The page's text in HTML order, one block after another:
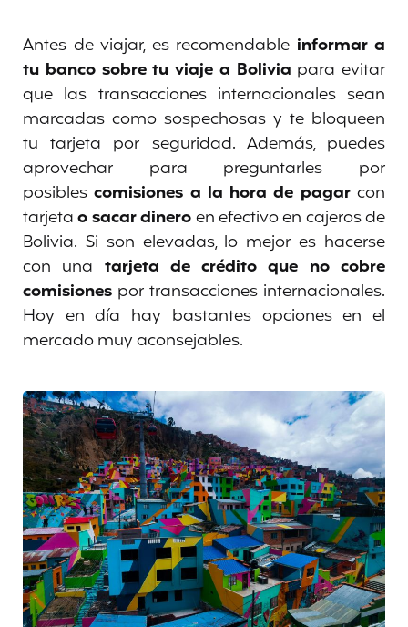
Antes de viajar, es recomendable informar a
tu banco sobre tu viaje a Bolivia para evitar
que las transacciones internacionales sean
marcadas como sospechosas y te bloqueen
tu tarjeta por seguridad. Además, puedes
aprovechar para preguntarles por
posiblescomisiones a la hora de pagarcon
tarjetao sacar dineroen efectivo en cajeros de
Bolivia. Si son elevadas, lo mejor es hacerse
con una tarjeta de crédito que no cobre
comisiones por transacciones internacionales.
Hoy en día hay bastantes opciones en el
mercado muy aconsejables.